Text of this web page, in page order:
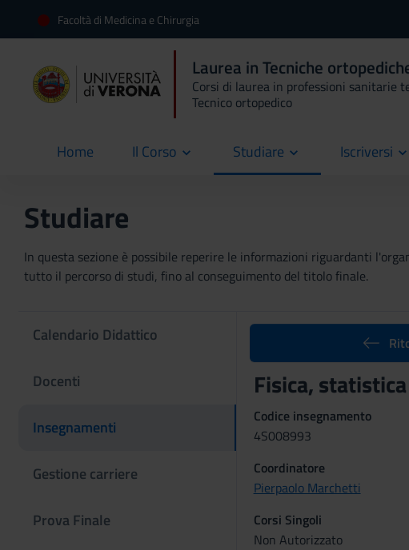
Facoltà di Medicina e Chirurgia
Laurea in Tecniche
Corsi di laurea in professioni sanitarie
Tecnico ortopedico
Home
current Il Corso Studiare Iscriversi
Studiare
In questa sezione è possibile reperire le informazioni riguardanti
tutto il percorso di studi, fino al conseguimento del titolo finale.
Calendario Didattico
Docenti
Insegnamenti
Gestione carriere
Prova Finale
Fisica,
Codice insegnamento
4S008993
Coordinatore
Pierpaolo Marchetti
Corsi Singoli
Non Autorizzato